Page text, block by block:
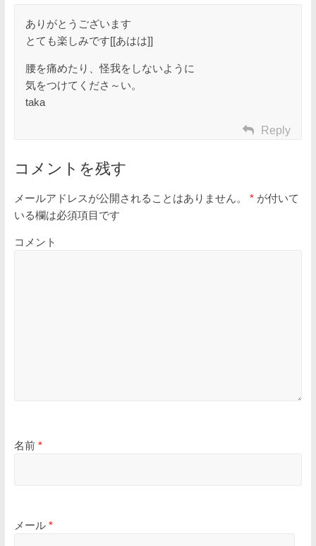
ありがとうございます
とても楽しみです[[あはは]]
腰を痛めたり、怪我をしないように
気をつけてくださ～い。
taka
Reply
コメントを残す
メールアドレスが公開されることはありません。 *が付いて
いる欄は必須項目です
コメント
名前 *
メール *